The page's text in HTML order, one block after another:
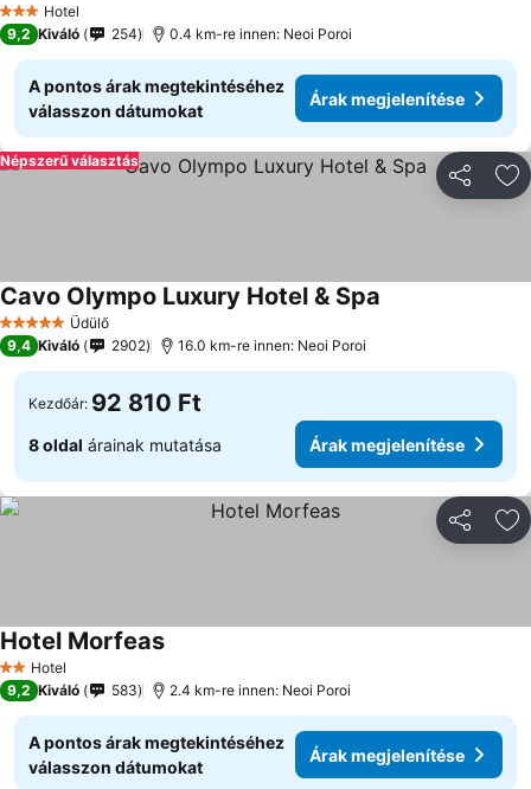
3 Kategória
Hotel
9,2 Kiváló 254 0.4 km-re innen: Neoi Poroi
A pontos árak megtekintéséhez
válasszon dátumokat
Árak megjelenítése
Népszerű választás
5 KategóriaÜdülő
Cavo Olympo Luxury Hotel & Spa
9,4 Kiváló 2902 16.0 km-re innen: Neoi Poroi
Kezdőár: 92 810 Ft
8 oldal árainak mutatása Árak megjelenítése
2 Kategória
Hotel
Hotel Morfeas
9,2 Kiváló 583 2.4 km-re innen: Neoi Poroi
A pontos árak megtekintéséhez
válasszon dátumokat
Árak megjelenítése